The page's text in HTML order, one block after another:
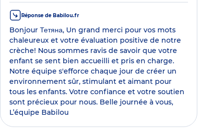
Réponse de Babilou.fr
Bonjour Тетяна, Un grand merci pour vos mots
chaleureux et votre évaluation positive de notre
crèche! Nous sommes ravis de savoir que votre
enfant se sent bien accueilli et pris en charge.
Notre équipe s'efforce chaque jour de créer un
environnement sûr, stimulant et aimant pour
tous les enfants. Votre confiance et votre soutien
sont précieux pour nous. Belle journée à vous,
L’équipe Babilou